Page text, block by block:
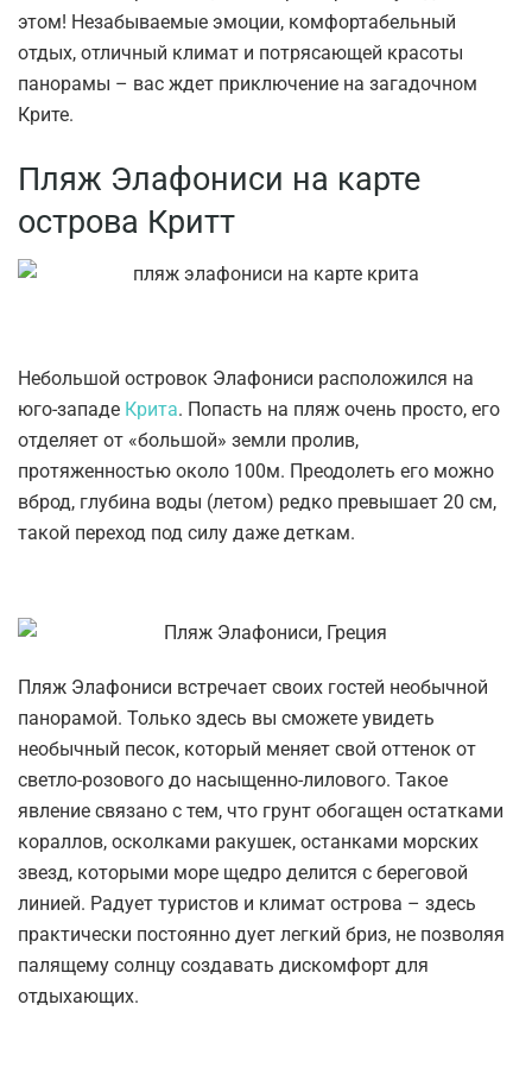
этом! Незабываемые эмоции, комфортабельный
отдых, отличный климат и потрясающей красоты
панорамы – вас ждет приключение на загадочном
Крите.
Пляж Элафониси на карте
острова Критт
Небольшой островок Элафониси расположился на
юго-западе Крита. Попасть на пляж очень просто, его
отделяет от «большой» земли пролив,
протяженностью около 100м. Преодолеть его можно
вброд, глубина воды (летом) редко превышает 20 см,
такой переход под силу даже деткам.
Пляж Элафониси встречает своих гостей необычной
панорамой. Только здесь вы сможете увидеть
необычный песок, который меняет свой оттенок от
светло-розового до насыщенно-лилового. Такое
явление связано с тем, что грунт обогащен остатками
кораллов, осколками ракушек, останками морских
звезд, которыми море щедро делится с береговой
линией. Радует туристов и климат острова – здесь
практически постоянно дует легкий бриз, не позволяя
палящему солнцу создавать дискомфорт для
отдыхающих.